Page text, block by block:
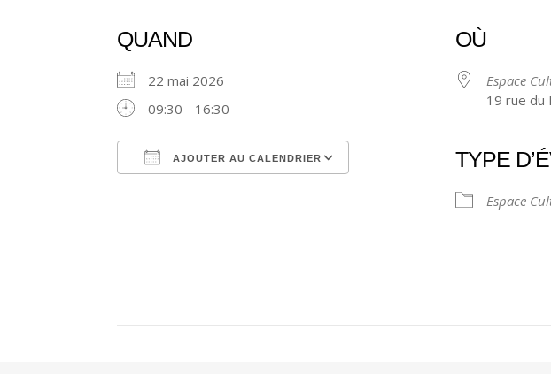
QUAND
22 mai 2026
09:30 - 16:30
AJOUTER AU CALENDRIER
Calendrier Google
OÙ
Espace
19 rue du
TYPE
Espace